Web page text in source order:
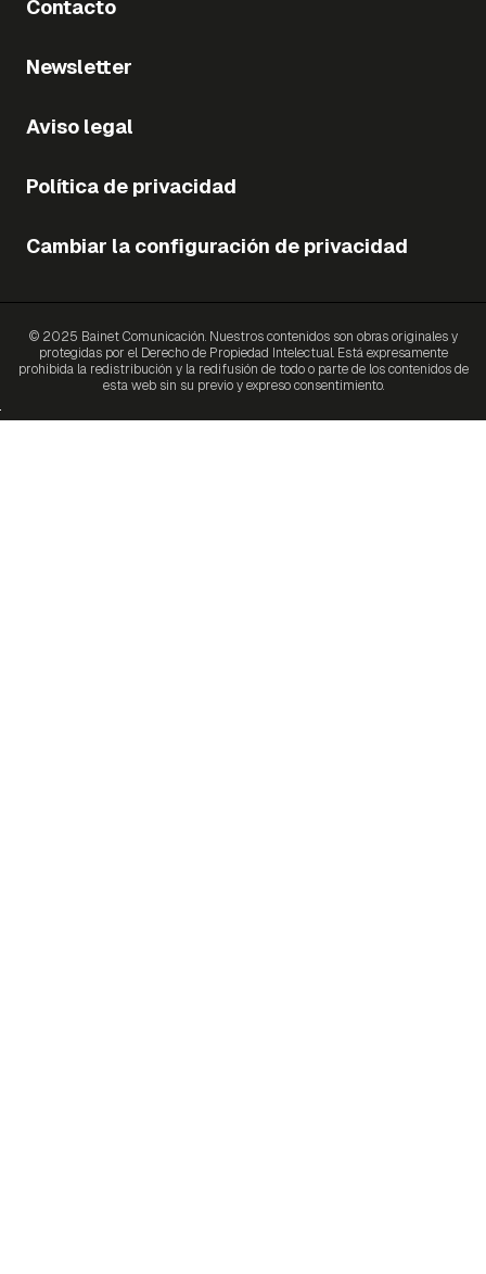
Contacto
Newsletter
Aviso legal
Política de privacidad
Cambiar la configuración de privacidad
© 2025 Bainet Comunicación. Nuestros contenidos son obras originales y
protegidas por el Derecho de Propiedad Intelectual. Está expresamente
prohibida la redistribución y la redifusión de todo o parte de los contenidos de
esta web sin su previo y expreso consentimiento.